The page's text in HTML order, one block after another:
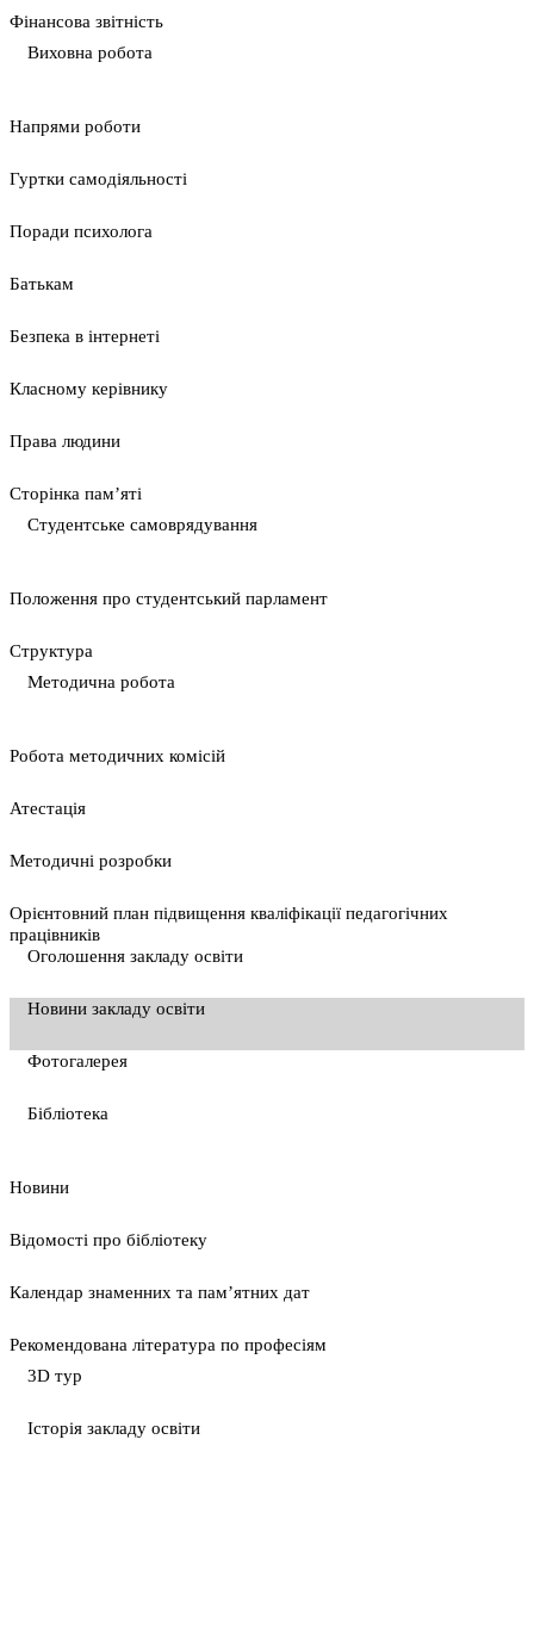
Фінансова звітність
Виховна робота
Напрями роботи
Гуртки самодіяльності
Поради психолога
Батькам
Безпека в інтернеті
Класному керівнику
Права людини
Сторінка пам’яті
Студентське самоврядування
Положення про студентський парламент
Cтруктура
Методична робота
Pобота методичних комісій
Атестація
Методичні розробки
Орієнтовний план підвищення кваліфікації педагогічних
працівників
Оголошення закладу освіти
Новини закладу освіти
Фотогалерея
Бібліотека
Новини
Відомості про бібліотеку
Календар знаменних та пам’ятних дат
Рекомендована література по професіям
3D тур
Історія закладу освіти